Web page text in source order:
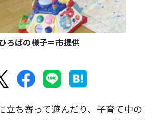
ろばの様子＝市提供
ち寄って遊んだり、子育て中の